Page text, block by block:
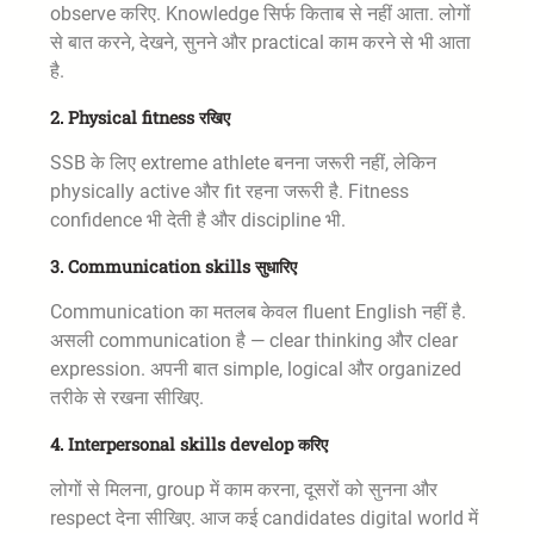
observe करिए. Knowledge सिर्फ किताब से नहीं आता. लोगों
से बात करने, देखने, सुनने और practical काम करने से भी आता
है.
2. Physical fitness रखिए
SSB के लिए extreme athlete बनना जरूरी नहीं, लेकिन
physically active और fit रहना जरूरी है. Fitness
confidence भी देती है और discipline भी.
3. Communication skills सुधारिए
Communication का मतलब केवल fluent English नहीं है.
असली communication है — clear thinking और clear
expression. अपनी बात simple, logical और organized
तरीके से रखना सीखिए.
4. Interpersonal skills develop करिए
लोगों से मिलना, group में काम करना, दूसरों को सुनना और
respect देना सीखिए. आज कई candidates digital world में